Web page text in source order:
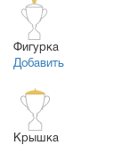
Фигурка
Добавить
Крышка